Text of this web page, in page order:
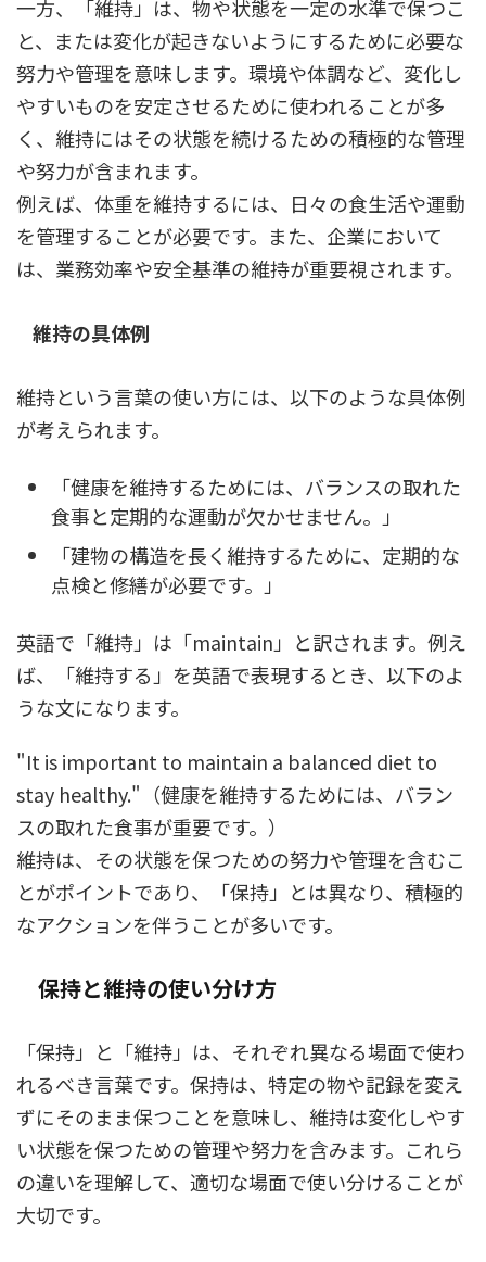
一方、「維持」は、物や状態を一定の水準で保つこ
と、または変化が起きないようにするために必要な
努力や管理を意味します。環境や体調など、変化し
やすいものを安定させるために使われることが多
く、維持にはその状態を続けるための積極的な管理
や努力が含まれます。
例えば、体重を維持するには、日々の食生活や運動
を管理することが必要です。また、企業において
は、業務効率や安全基準の維持が重要視されます。
維持の具体例
維持という言葉の使い方には、以下のような具体例
が考えられます。
「健康を維持するためには、バランスの取れた
食事と定期的な運動が欠かせません。」
「建物の構造を長く維持するために、定期的な
点検と修繕が必要です。」
英語で「維持」は「maintain」と訳されます。例え
ば、「維持する」を英語で表現するとき、以下のよ
うな文になります。
"It is important to maintain a balanced diet to
stay healthy."（健康を維持するためには、バラン
スの取れた食事が重要です。）
維持は、その状態を保つための努力や管理を含むこ
とがポイントであり、「保持」とは異なり、積極的
なアクションを伴うことが多いです。
保持と維持の使い分け方
「保持」と「維持」は、それぞれ異なる場面で使わ
れるべき言葉です。保持は、特定の物や記録を変え
ずにそのまま保つことを意味し、維持は変化しやす
い状態を保つための管理や努力を含みます。これら
の違いを理解して、適切な場面で使い分けることが
大切です。